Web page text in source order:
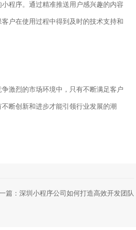
程序。通过精准推送用户感兴趣的内容
户在使用过程中得到及时的技术支持和
激烈的市场环境中，只有不断满足客户
断创新和进步才能引领行业发展的潮
篇：深圳小程序公司如何打造高效开发团队